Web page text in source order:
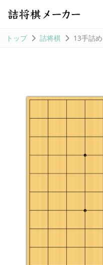
トップ 詰将棋 13手詰め